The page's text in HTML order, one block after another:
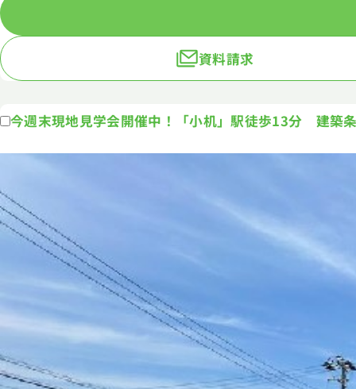
資料請求
今週末現地見学会開催中！「小机」駅徒歩13分 建築